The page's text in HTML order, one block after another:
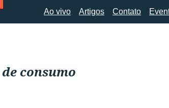
Ao vivo
Artigos Contato
consumo